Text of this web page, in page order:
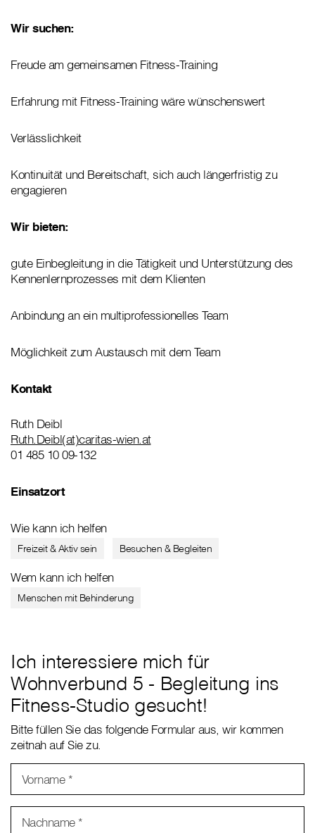
Wir suchen:
Freude am gemeinsamen Fitness-Training
Erfahrung mit Fitness-Training wäre wünschenswert
Verlässlichkeit
Kontinuität und Bereitschaft, sich auch längerfristig zu
engagieren
Wir bieten:
gute Einbegleitung in die Tätigkeit und Unterstützung des
Kennenlernprozesses mit dem Klienten
Anbindung an ein multiprofessionelles Team
Möglichkeit zum Austausch mit dem Team
Kontakt
Ruth Deibl
Ruth.Deibl(at)caritas-wien.at
01 485 10 09-132
Einsatzort
Wie kann ich helfen
Freizeit & Aktiv sein Besuchen & Begleiten
Wem kann ich helfen
Menschen mit Behinderung
Ich interessiere mich für
Wohnverbund 5 - Begleitung ins
Fitness-Studio gesucht!
Bitte füllen Sie das folgende Formular aus, wir kommen
zeitnah auf Sie zu.
Vorname *
Nachname *